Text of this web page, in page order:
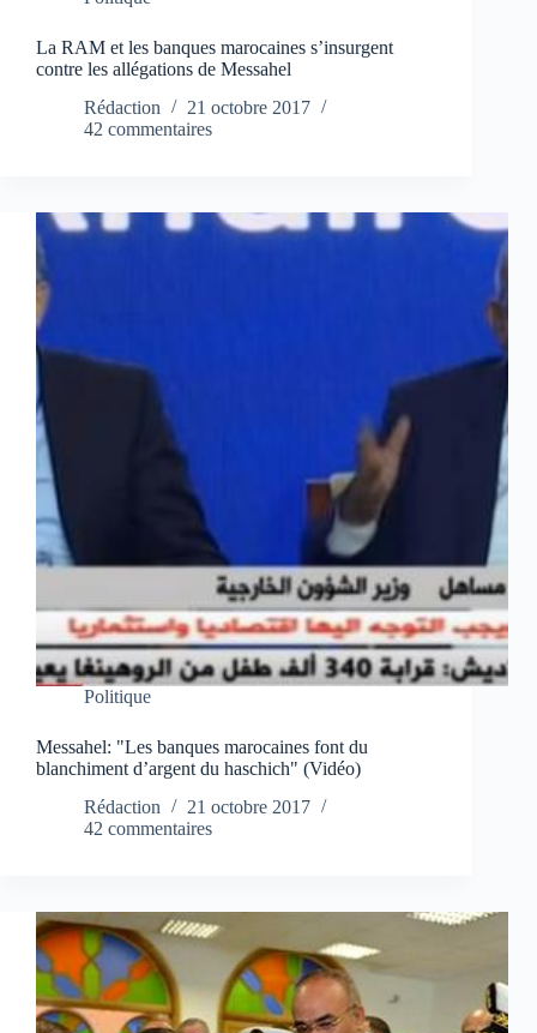
La RAM et les banques marocaines s’insurgent
contre les allégations de Messahel
Rédaction
21 octobre 2017
42 commentaires
Politique
Messahel: "Les banques marocaines font du
blanchiment d’argent du haschich" (Vidéo)
Rédaction
21 octobre 2017
42 commentaires